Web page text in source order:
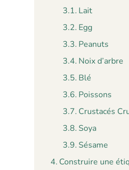
Lait
Egg
Peanuts
Noix d’arbre
Blé
Poissons
Crustacés
Soya
Sésame
Construire une